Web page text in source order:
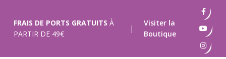
contenu
FRAIS DE PORTS GRATUITS À
PARTIR DE 49€
|
Visiter la
Boutique